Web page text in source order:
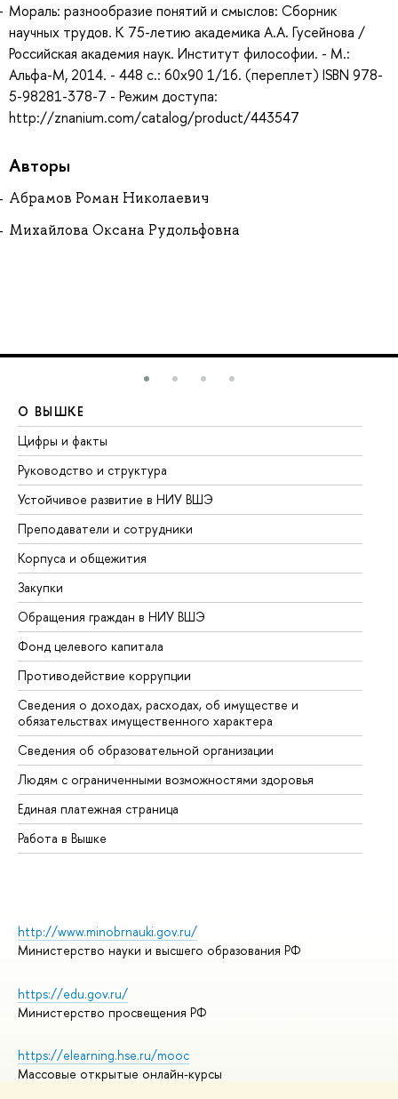
Мораль: разнообразие понятий и смыслов: Сборник
научных трудов. К 75-летию академика А.А. Гусейнова /
Российская академия наук. Институт философии. - М.:
Альфа-М, 2014. - 448 с.: 60x90 1/16. (переплет) ISBN 978-
5-98281-378-7 - Режим доступа:
http://znanium.com/catalog/product/443547
Авторы
Абрамов Роман Николаевич
Михайлова Оксана Рудольфовна
О ВЫШКЕ
Цифры и факты
Руководство и структура
Устойчивое развитие в НИУ ВШЭ
Преподаватели и сотрудники
Корпуса и общежития
Закупки
Обращения граждан в НИУ ВШЭ
Фонд целевого капитала
Противодействие коррупции
Сведения о доходах, расходах, об имуществе и
обязательствах имущественного характера
Сведения об образовательной организации
Людям с ограниченными возможностями здоровья
Единая платежная страница
Работа в Вышке
http://www.minobrnauki.gov.ru/
Министерство науки и высшего образования РФ
https://edu.gov.ru/
Министерство просвещения РФ
https://elearning.hse.ru/mooc
Массовые открытые онлайн-курсы